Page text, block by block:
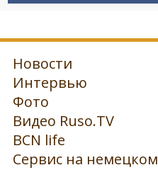
Новости
Интервью
Фото
Видео Ruso.TV
BCN life
Сервис на немецком